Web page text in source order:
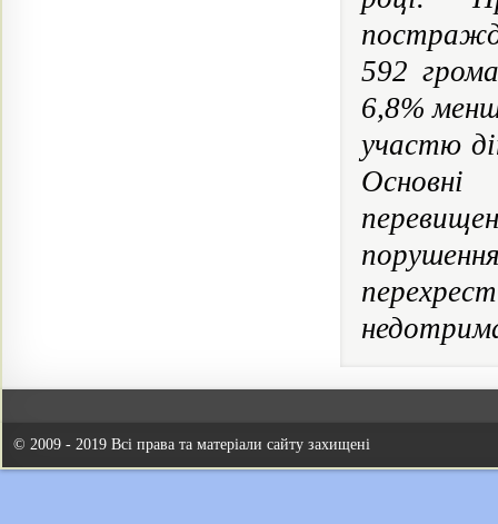
592
6,8%
участю
© 2009 - 2019 Всі права та матеріали сайту захищені